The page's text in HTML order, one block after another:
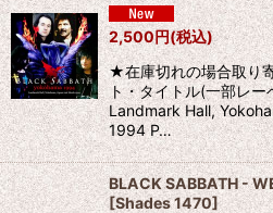
2,500円(税込)
★在庫切れの場合取り
ト・タイトル(一部レ
Landmark Hall,
1994 P…
BLACK SABBATH -
[Shades 1470]